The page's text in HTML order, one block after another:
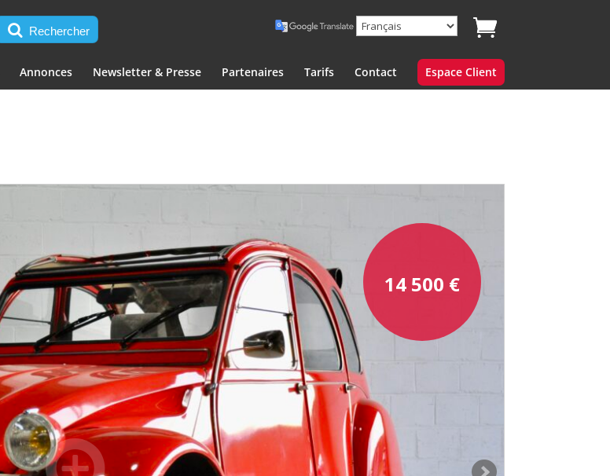
Rechercher
Annonces Newsletter & Presse Partenaires Tarifs Contact Espace Client
14 500 €